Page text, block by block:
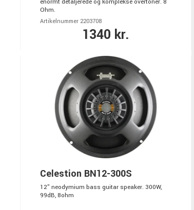
Ohm.
Artikelnummer 2203708
1340 kr.
Celestion BN12-300S
12" neodymium bass guitar speaker. 300W,
99dB, 8ohm